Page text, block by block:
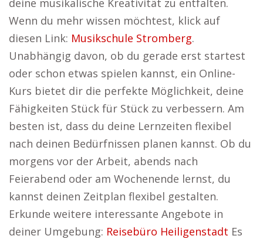
deine musikalische Kreativität zu entfalten.
Wenn du mehr wissen möchtest, klick auf
diesen Link: Musikschule Stromberg.
Unabhängig davon, ob du gerade erst startest
oder schon etwas spielen kannst, ein Online-
Kurs bietet dir die perfekte Möglichkeit, deine
Fähigkeiten Stück für Stück zu verbessern. Am
besten ist, dass du deine Lernzeiten flexibel
nach deinen Bedürfnissen planen kannst. Ob du
morgens vor der Arbeit, abends nach
Feierabend oder am Wochenende lernst, du
kannst deinen Zeitplan flexibel gestalten.
Erkunde weitere interessante Angebote in
deiner Umgebung: Reisebüro Heiligenstadt Es